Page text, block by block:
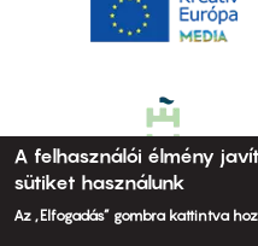
A felhasználói élmény
sütiket használunk
Az „Elfogadás” gombra kattintva